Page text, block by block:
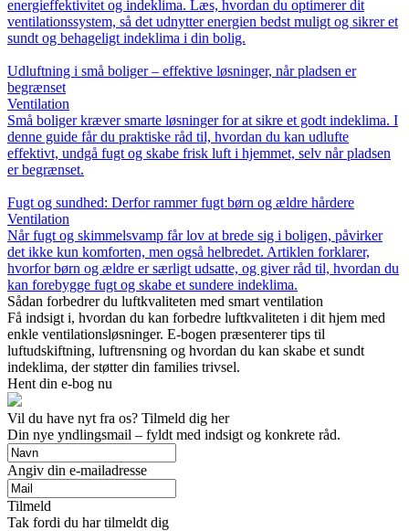
energieffektivitet og indeklima. Læs, hvordan du optimerer dit
ventilationssystem, så det udnytter energien bedst muligt og sikrer et
sundt og behageligt indeklima i din bolig.
Udluftning i små boliger – effektive løsninger, når pladsen er
begrænset
Ventilation
Små boliger kræver smarte løsninger for at sikre et godt indeklima. I
denne guide får du praktiske råd til, hvordan du kan udlufte
effektivt, undgå fugt og skabe frisk luft i hjemmet, selv når pladsen
er begrænset.
Fugt og sundhed: Derfor rammer fugt børn og ældre hårdere
Ventilation
Når fugt og skimmelsvamp får lov at brede sig i boligen, påvirker
det ikke kun komforten, men også helbredet. Artiklen forklarer,
hvorfor børn og ældre er særligt udsatte, og giver råd til, hvordan du
kan forebygge fugt og skabe et sundere indeklima.
Sådan forbedrer du luftkvaliteten med smart ventilation
Få indsigt i, hvordan du kan forbedre luftkvaliteten i dit hjem med
enkle ventilationsløsninger. E-bogen præsenterer tips til
luftudskiftning, luftrensning og hvordan du kan skabe et sundt
indeklima, der støtter din families trivsel.
Hent din e-bog nu
Vil du have nyt fra os? Tilmeld dig her
Din nye yndlingsmail – fyldt med indsigt og konkrete råd.
Angiv din e-mailadresse
Tilmeld
Tak fordi du har tilmeldt dig